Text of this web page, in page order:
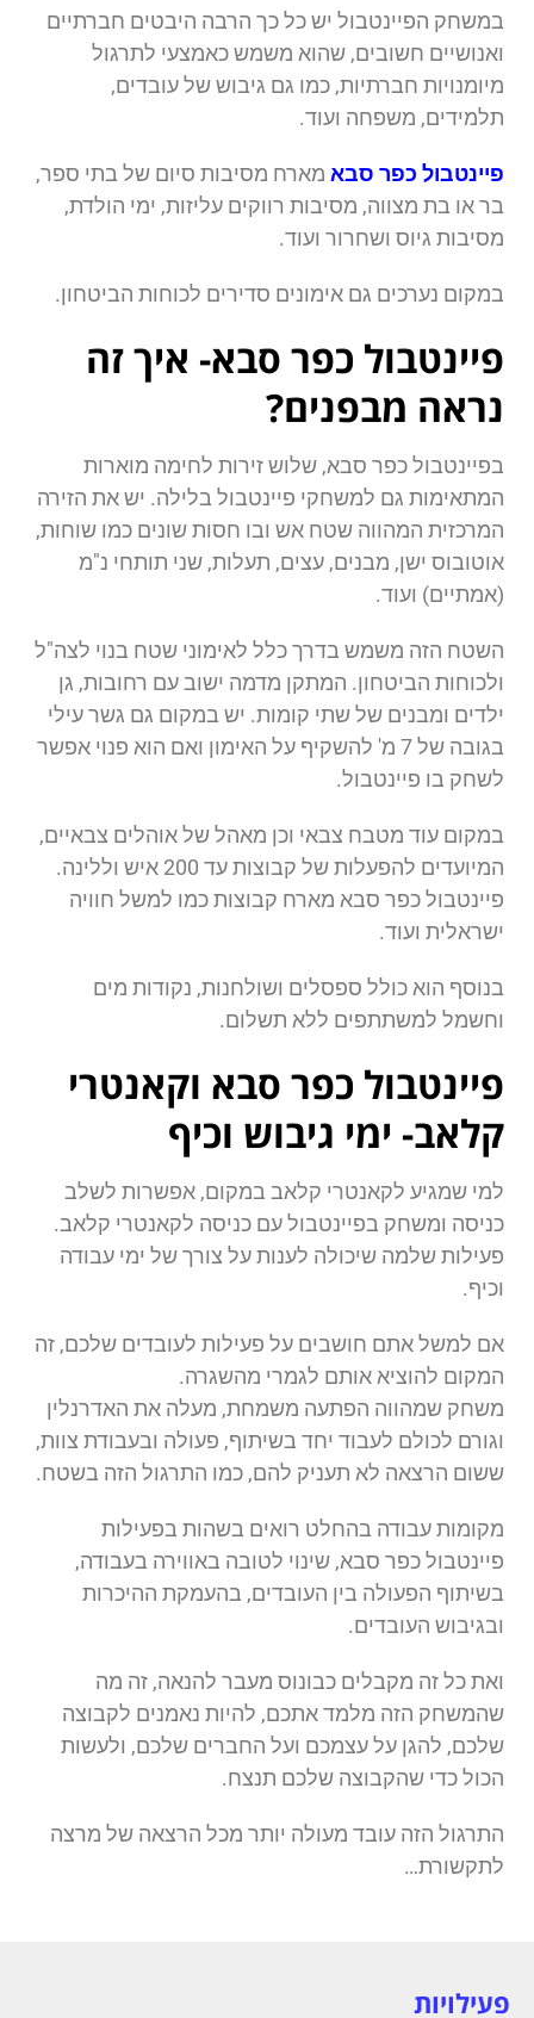
במשחק הפיינטבול יש כל כך הרבה היבטים חברתיים
ואנושיים חשובים, שהוא משמש כאמצעי לתרגול
מיומנויות חברתיות, כמו גם גיבוש של עובדים,
תלמידים, משפחה ועוד.
פיינטבול כפר סבא מארח מסיבות סיום של בתי ספר,
בר או בת מצווה, מסיבות רווקים עליזות, ימי הולדת,
מסיבות גיוס ושחרור ועוד.
במקום נערכים גם אימונים סדירים לכוחות הביטחון.
פיינטבול כפר סבא- איך זה
נראה מבפנים?
בפיינטבול כפר סבא, שלוש זירות לחימה מוארות
המתאימות גם למשחקי פיינטבול בלילה. יש את הזירה
המרכזית המהווה שטח אש ובו חסות שונים כמו שוחות,
אוטובוס ישן, מבנים, עצים, תעלות, שני תותחי נ"מ
(אמתיים) ועוד.
השטח הזה משמש בדרך כלל לאימוני שטח בנוי לצה"ל
ולכוחות הביטחון. המתקן מדמה ישוב עם רחובות, גן
ילדים ומבנים של שתי קומות. יש במקום גם גשר עילי
בגובה של 7 מ' להשקיף על האימון ואם הוא פנוי אפשר
לשחק בו פיינטבול.
במקום עוד מטבח צבאי וכן מאהל של אוהלים צבאיים,
המיועדים להפעלות של קבוצות עד 200 איש וללינה.
פיינטבול כפר סבא מארח קבוצות כמו למשל חוויה
ישראלית ועוד.
בנוסף הוא כולל ספסלים ושולחנות, נקודות מים
וחשמל למשתתפים ללא תשלום.
פיינטבול כפר סבא וקאנטרי
קלאב- ימי גיבוש וכיף
למי שמגיע לקאנטרי קלאב במקום, אפשרות לשלב
כניסה ומשחק בפיינטבול עם כניסה לקאנטרי קלאב.
פעילות שלמה שיכולה לענות על צורך של ימי עבודה
וכיף.
אם למשל אתם חושבים על פעילות לעובדים שלכם, זה
המקום להוציא אותם לגמרי מהשגרה.
משחק שמהווה הפתעה משמחת, מעלה את האדרנלין
וגורם לכולם לעבוד יחד בשיתוף, פעולה ובעבודת צוות,
ששום הרצאה לא תעניק להם, כמו התרגול הזה בשטח.
מקומות עבודה בהחלט רואים בשהות בפעילות
פיינטבול כפר סבא, שינוי לטובה באווירה בעבודה,
בשיתוף הפעולה בין העובדים, בהעמקת ההיכרות
ובגיבוש העובדים.
ואת כל זה מקבלים כבונוס מעבר להנאה, זה מה
שהמשחק הזה מלמד אתכם, להיות נאמנים לקבוצה
שלכם, להגן על עצמכם ועל החברים שלכם, ולעשות
הכול כדי שהקבוצה שלכם תנצח.
התרגול הזה עובד מעולה יותר מכל הרצאה של מרצה
לתקשורת…
פעילויות